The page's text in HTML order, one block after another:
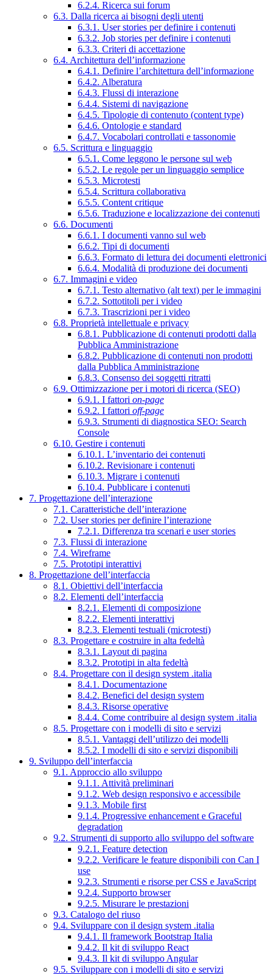
6.2.4. Ricerca sui forum
6.3. Dalla ricerca ai bisogni degli utenti
6.3.1. User stories per definire i contenuti
6.3.2. Job stories per definire i contenuti
6.3.3. Criteri di accettazione
6.4. Architettura dell’informazione
6.4.1. Definire l’architettura dell’informazione
6.4.2. Alberatura
6.4.3. Flussi di interazione
6.4.4. Sistemi di navigazione
6.4.5. Tipologie di contenuto (content type)
6.4.6. Ontologie e standard
6.4.7. Vocabolari controllati e tassonomie
6.5. Scrittura e linguaggio
6.5.1. Come leggono le persone sul web
6.5.2. Le regole per un linguaggio semplice
6.5.3. Microtesti
6.5.4. Scrittura collaborativa
6.5.5. Content critique
6.5.6. Traduzione e localizzazione dei contenuti
6.6. Documenti
6.6.1. I documenti vanno sul web
6.6.2. Tipi di documenti
6.6.3. Formato di lettura dei documenti elettronici
6.6.4. Modalità di produzione dei documenti
6.7. Immagini e video
6.7.1. Testo alternativo (alt text) per le immagini
6.7.2. Sottotitoli per i video
6.7.3. Trascrizioni per i video
6.8. Proprietà intellettuale e privacy
6.8.1. Pubblicazione di contenuti prodotti dalla
Pubblica Amministrazione
6.8.2. Pubblicazione di contenuti non prodotti
dalla Pubblica Amministrazione
6.8.3. Consenso dei soggetti ritratti
6.9. Ottimizzazione per i motori di ricerca (SEO)
6.9.1. I fattori on-page
6.9.2. I fattori off-page
6.9.3. Strumenti di diagnostica SEO: Search
Console
6.10. Gestire i contenuti
6.10.1. L’inventario dei contenuti
6.10.2. Revisionare i contenuti
6.10.3. Migrare i contenuti
6.10.4. Pubblicare i contenuti
7. Progettazione dell’interazione
7.1. Caratteristiche dell’interazione
7.2. User stories per definire l’interazione
7.2.1. Differenza tra scenari e user stories
7.3. Flussi di interazione
7.4. Wireframe
7.5. Prototipi interattivi
8. Progettazione dell’interfaccia
8.1. Obiettivi dell’interfaccia
8.2. Elementi dell’interfaccia
8.2.1. Elementi di composizione
8.2.2. Elementi interattivi
8.2.3. Elementi testuali (microtesti)
8.3. Progettare e costruire in alta fedeltà
8.3.1. Layout di pagina
8.3.2. Prototipi in alta fedeltà
8.4. Progettare con il design system .italia
8.4.1. Documentazione
8.4.2. Benefici del design system
8.4.3. Risorse operative
8.4.4. Come contribuire al design system .italia
8.5. Progettare con i modelli di sito e servizi
8.5.1. Vantaggi dell’utilizzo dei modelli
8.5.2. I modelli di sito e servizi disponibili
9. Sviluppo dell’interfaccia
9.1. Approccio allo sviluppo
9.1.1. Attività preliminari
9.1.2. Web design responsivo e accessibile
9.1.3. Mobile first
9.1.4. Progressive enhancement e Graceful
degradation
9.2. Strumenti di supporto allo sviluppo del software
9.2.1. Feature detection
9.2.2. Verificare le feature disponibili con Can I
use
9.2.3. Strumenti e risorse per CSS e JavaScript
9.2.4. Supporto browser
9.2.5. Misurare le prestazioni
9.3. Catalogo del riuso
9.4. Sviluppare con il design system .italia
9.4.1. Il framework Bootstrap Italia
9.4.2. Il kit di sviluppo React
9.4.3. Il kit di sviluppo Angular
9.5. Sviluppare con i modelli di sito e servizi